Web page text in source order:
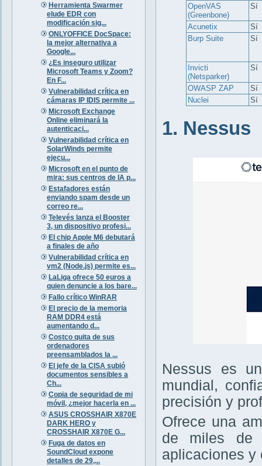
Herramienta Swarmer
elude EDR con
modificación sig...
ONLYOFFICE DocSpace:
la mejor alternativa a
Google...
¿Es inseguro utilizar
Microsoft Teams y Zoom?
En F...
Vulnerabilidad crítica en
cámaras IP IDIS permite ...
Microsoft Exchange
Online eliminará la
autenticaci...
Vulnerabilidad crítica en
SolarWinds permite
ejecu...
Microsoft en el punto de
mira: sus centros de IA p...
Estafadores están
enviando spam desde un
correo re...
Televés lanza el Booster
3, un dispositivo profesi...
El chip Apple M6 debutará
a finales de año
Vulnerabilidad crítica en
vm2 (Node.js) permite es...
LaLiga ofrece 50 euros a
quien denuncie a los bare...
Fallo crítico WinRAR
El precio de la memoria
RAM DDR4 está
aumentando d...
Costco quita de sus
ordenadores
preensamblados la ...
El jefe de la CISA subió
documentos sensibles a
Ch...
Copia de seguridad de mi
móvil, ¿mejor hacerla en ...
ASUS CROSSHAIR X870E
DARK HERO y
CROSSHAIR X870E G...
Fuga de datos en
SoundCloud expone
detalles de 29,...
OpenVAS
(Greenbone)
Sí
Acunetix
Sí
Burp Suite
Sí
Invicti
(Netsparker)
Sí
OWASP ZAP
Sí
Nuclei
Sí
1. Nessus
Nessus es
mundial,
precisión y
Ofrece una
de miles de
aplicaciones y